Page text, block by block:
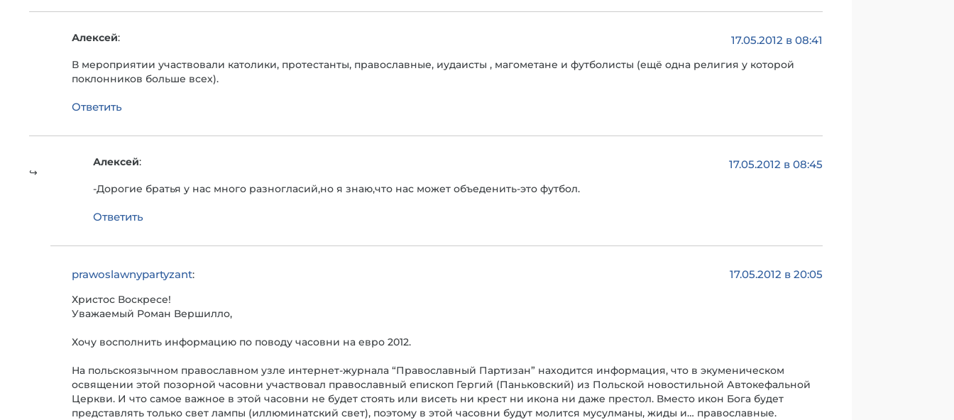
Алексей: 17.05.2012 в 08:41
В мероприятии участвовали католики, протестанты, православные, иудаисты , магометане и футболисты (ещё одна религия у которой
поклонников больше всех).
Ответить
Алексей: 17.05.2012 в 08:45
-Дорогие братья у нас много разногласий,но я знаю,что нас может объеденить-это футбол.
Ответить
prawoslawnypartyzant: 17.05.2012 в 20:05
Христос Воскресе!
Уважаемый Роман Вершилло,
Хочу восполнить информацию по поводу часовни на евро 2012.
На польскоязычном православном узле интернет-журнала “Православный Партизан” находится информация, что в экуменическом
освящении этой позорной часовни участвовал православный епископ Гергий (Паньковский) из Польской новостильной Автокефальной
Церкви. И что самое важное в этой часовни не будет стоять или висеть ни крест ни икона ни даже престол. Вместо икон Бога будет
представлять только свет лампы (иллюминатский свет), поэтому в этой часовни будут молится мусулманы, жиды и… православные.